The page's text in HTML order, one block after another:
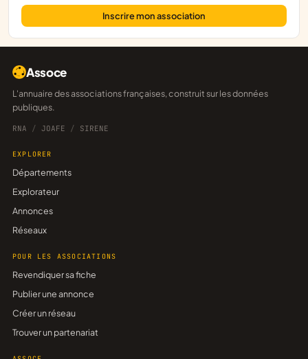
Inscrire mon association
Assoce
L'annuaire des associations françaises, construit sur les données
publiques.
RNA / JOAFE / SIRENE
EXPLORER
Départements
Explorateur
Annonces
Réseaux
POUR LES ASSOCIATIONS
Revendiquer sa fiche
Publier une annonce
Créer un réseau
Trouver un partenariat